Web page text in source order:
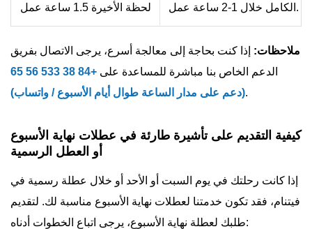
لحظة الأخيرة 1.5 ساعة عمل الكامل خلال 1-2 ساعة عمل.
ملاحظات: إذا كنت بحاجة إلى معالجة أسرع، يرجى الاتصال بفريق
الدعم الخاص بنا مباشرة للمساعدة على
+84 38 533 56 65
(دعم على مدار الساعة طوال أيام الأسبوع / واتساب).
كيفية التقديم على تأشيرة طارئة في عطلات نهاية الأسبوع
أو العطل الرسمية
إذا كانت رحلتك في يوم السبت أو الأحد أو خلال عطلة رسمية في
فيتنام، فقد تكون خدمتنا لعطلات نهاية الأسبوع مناسبة لك. لتقديم
طلبك لعطلة نهاية الأسبوع، يرجى اتباع الخطوات أدناه: